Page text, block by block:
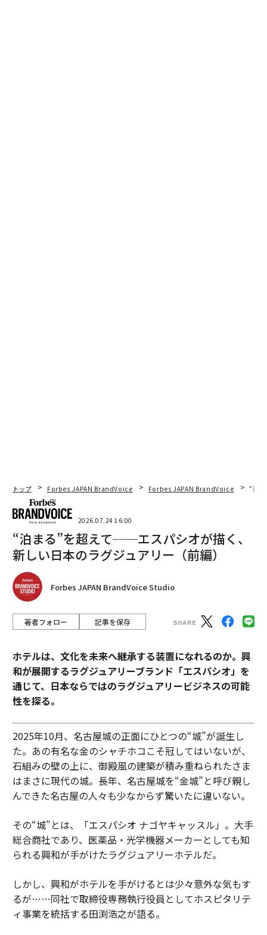
トップ Forbes JAPAN BrandVoice Forbes JAPAN BrandVoice “泊
2026.07.24 16:00
“泊まる”を超えて──エスパシオが描く、
新しい日本のラグジュアリー（前編）
Forbes JAPAN BrandVoice Studio
著者フォロー 記事を保存
ホテルは、文化を未来へ継承する装置になれるのか。興
和が展開するラグジュアリーブランド「エスパシオ」を
通じて、日本ならではのラグジュアリービジネスの可能
性を探る。
2025年10月、名古屋城の正面にひとつの“城”が誕生し
た。あの有名な金のシャチホコこそ冠してはいないが、
石組みの壁の上に、御殿風の建築が積み重ねられたさま
はまさに現代の城。長年、名古屋城を“金城”と呼び親し
んできた名古屋の人々も少なからず驚いたに違いない。
その“城”とは、「エスパシオ ナゴヤキャッスル」。大手
総合商社であり、医薬品・光学機器メーカーとしても知
られる興和が手がけたラグジュアリーホテルだ。
しかし、興和がホテルを手がけるとは少々意外な気もす
るが……同社で取締役専務執行役員としてホスピタリテ
ィ事業を統括する田渕浩之が語る。